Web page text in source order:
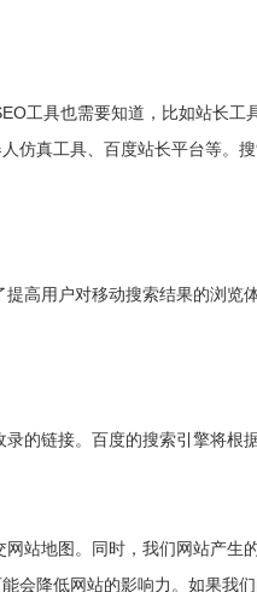
工具也需要知道，比如站长工
仿真工具、百度站长平台等。
高用户对移动搜索结果的浏览
的链接。百度的搜索引擎将根
站地图。同时，我们网站产生
会降低网站的影响力。如果我